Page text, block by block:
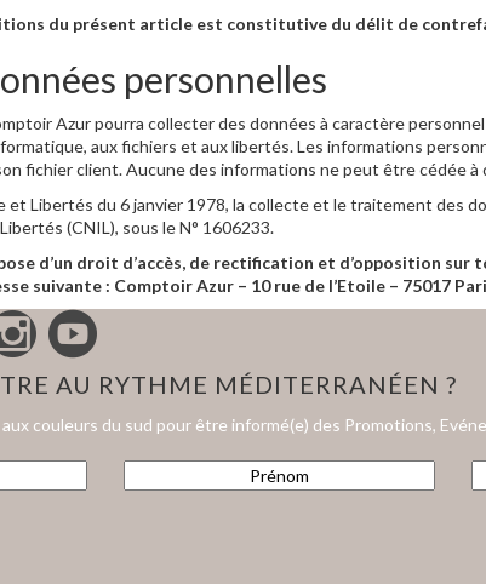
du présent article est constitutive du délit de
personnelles
Azur pourra collecter des données à caractère
aux fichiers et aux libertés. Les informations
fichier client. Aucune des informations ne peut être cédée à
Libertés du 6 janvier 1978, la collecte et le traitement des
(CNIL), sous le N° 1606233.
d’un droit d’accès, de rectification et d’opposition
suivante : Comptoir Azur – 10 rue de l’Etoile – 75017
AU RYTHME MÉDITERRANÉEN ?
couleurs du sud pour être informé(e) des Promotions,